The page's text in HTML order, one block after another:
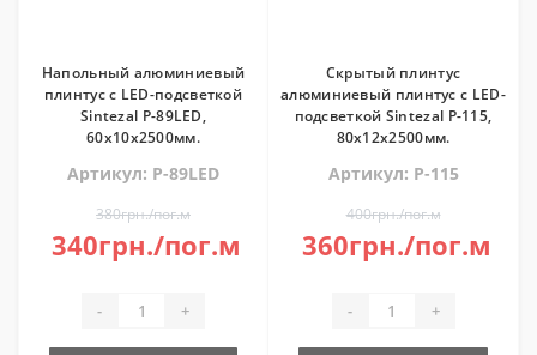
Напольный алюминиевый
плинтус с LED-подсветкой
Sintezal P-89LED,
60х10х2500мм.
Артикул: P-89LED
380грн./пог.м
340грн./пог.м
- +
Скрытый плинтус
алюминиевый плинтус с LED-
подсветкой Sintezal P-115,
80х12х2500мм.
Артикул: P-115
400грн./пог.м
360грн./пог.м
- +